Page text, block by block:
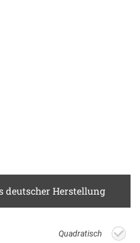
deutscher Herstellung
Quadratisch